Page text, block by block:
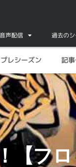
音声配信 過去の
プレシーズン 記
【フ